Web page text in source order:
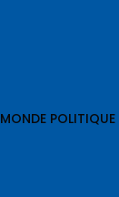
MONDE POLITIQUE